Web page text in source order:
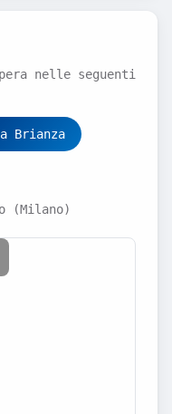
nelle seguenti
Brianza
(Milano)